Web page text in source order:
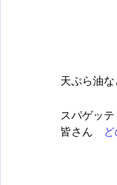
天ぷら油
スパゲッ
皆さん